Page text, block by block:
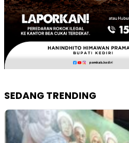
SEDANG TRENDING